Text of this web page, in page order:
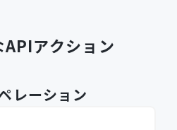
アクション
レーション